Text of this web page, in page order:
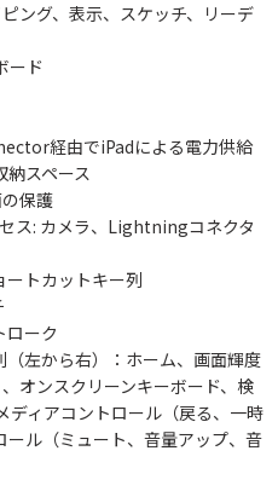
ング、表示、スケッチ、リーデ
ード
経由でiPadによる電力供給
納スペース
保護
カメラ、Lightningコネクタ
ートカットキー列
ク
（左から右）：ホーム、画面輝度
オンスクリーンキーボード、検
ディアコントロール（戻る、一時
ル（ミュート、音量アップ、音